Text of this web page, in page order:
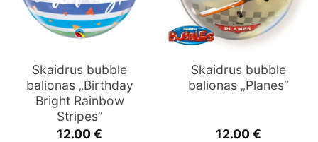
Skaidrus bubble
balionas „Birthday
Bright Rainbow
Stripes”
12.00€
Skaidrus bubble
balionas „Planes”
12.00€